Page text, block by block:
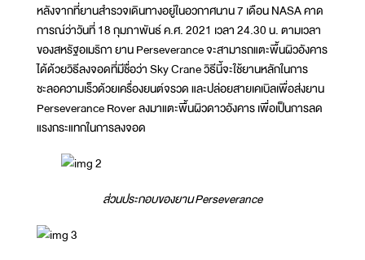
หลังจากที่ยานสำรวจเดินทางอยู่ในอวกาศนาน 7 เดือน NASA คาด
การณ์ว่าวันที่ 18 กุมภาพันธ์ ค.ศ. 2021 เวลา 24.30 น. ตามเวลา
ของสหรัฐอเมริกา ยาน Perseverance จะสามารถแตะพื้นผิวอังคาร
ได้ด้วยวิธีลงจอดที่มีชื่อว่า Sky Crane วิธีนี้จะใช้ยานหลักในการ
ชะลอความเร็วด้วยเครื่องยนต์จรวด และปล่อยสายเคเบิลเพื่อส่งยาน
Perseverance Rover ลงมาแตะพื้นผิวดาวอังคาร เพื่อเป็นการลด
แรงกระแทกในการลงจอด
ส่วนประกอบของยานPerseverance